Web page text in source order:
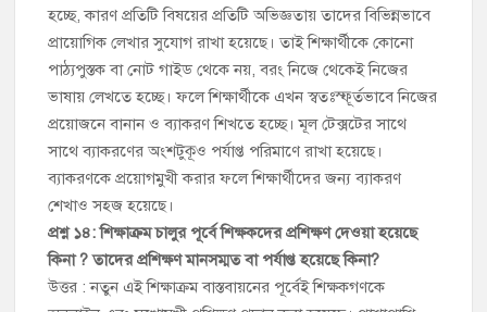
হচ্ছে, কারণ প্রতিটি বিষয়ের প্রতিটি অভিজ্ঞতায় তাদের বিভিন্নভাবে
প্রায়োগিক লেখার সুযোগ রাখা হয়েছে। তাই শিক্ষার্থীকে কোনো
পাঠ্যপুস্তক বা নোট গাইড থেকে নয়, বরং নিজে থেকেই নিজের
ভাষায় লেখতে হচ্ছে। ফলে শিক্ষার্থীকে এখন স্বতঃস্ফূর্তভাবে নিজের
প্রয়োজনে বানান ও ব্যাকরণ শিখতে হচ্ছে। মূল টেক্সটের সাথে
সাথে ব্যাকরণের অংশটুকূও পর্যাপ্ত পরিমাণে রাখা হয়েছে।
ব্যাকরণকে প্রয়োগমুখী করার ফলে শিক্ষার্থীদের জন্য ব্যাকরণ
শেখাও সহজ হয়েছে।
প্রশ্ন ১৪: শিক্ষাক্রম চালুর পূর্বে শিক্ষকদের প্রশিক্ষণ দেওয়া হয়েছে
কিনা ? তাদের প্রশিক্ষণ মানসম্মত বা পর্যাপ্ত হয়েছে কিনা?
উত্তর : নতুন এই শিক্ষাক্রম বাস্তবায়নের পূর্বেই শিক্ষকগণকে